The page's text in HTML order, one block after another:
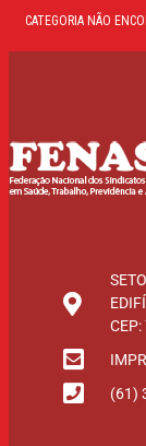
CATEGORIA NÃO
(61)